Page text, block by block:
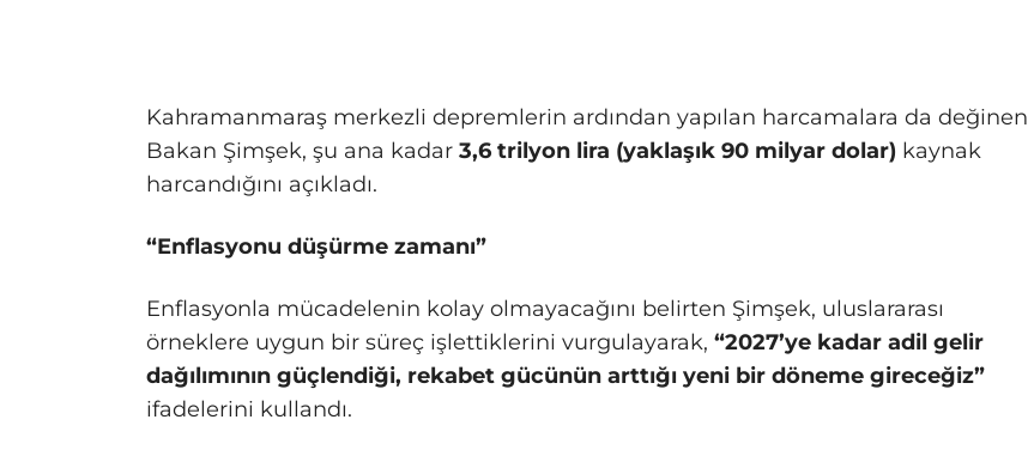
Kahramanmaraş merkezli depremlerin ardından yapılan harcamalara da değinen
Bakan Şimşek, şu ana kadar 3,6 trilyon lira (yaklaşık 90 milyar dolar) kaynak
harcandığını açıkladı.
“Enflasyonu düşürme zamanı”
Enflasyonla mücadelenin kolay olmayacağını belirten Şimşek, uluslararası
örneklere uygun bir süreç işlettiklerini vurgulayarak, “2027’ye kadar adil gelir
dağılımının güçlendiği, rekabet gücünün arttığı yeni bir döneme gireceğiz”
ifadelerini kullandı.